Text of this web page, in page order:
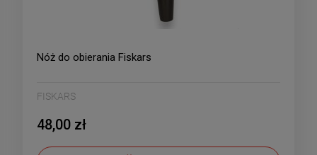
Nóż do obierania Fiskars
FISKARS
48,00 zł